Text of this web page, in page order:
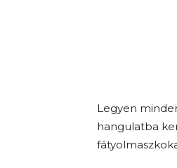
Legyen
hangulatba